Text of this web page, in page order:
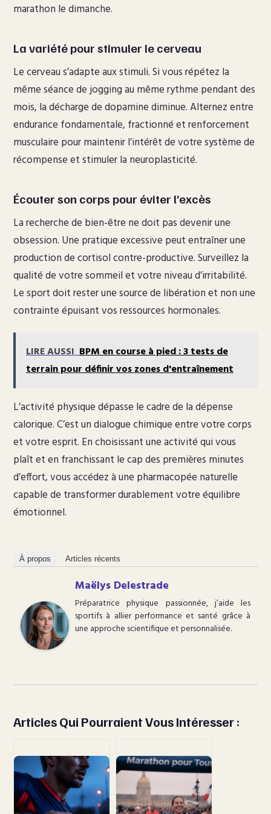
marathon le dimanche.
La variété pour stimuler le cerveau
Le cerveau s’adapte aux stimuli. Si vous répétez la
même séance de jogging au même rythme pendant des
mois, la décharge de dopamine diminue. Alternez entre
endurance fondamentale, fractionné et renforcement
musculaire pour maintenir l’intérêt de votre système de
récompense et stimuler la neuroplasticité.
Écouter son corps pour éviter l’excès
La recherche de bien-être ne doit pas devenir une
obsession. Une pratique excessive peut entraîner une
production de cortisol contre-productive. Surveillez la
qualité de votre sommeil et votre niveau d’irritabilité.
Le sport doit rester une source de libération et non une
contrainte épuisant vos ressources hormonales.
LIRE AUSSI BPM en course à pied : 3 tests de
terrain pour définir vos zones d'entraînement
L’activité physique dépasse le cadre de la dépense
calorique. C’est un dialogue chimique entre votre corps
et votre esprit. En choisissant une activité qui vous
plaît et en franchissant le cap des premières minutes
d’effort, vous accédez à une pharmacopée naturelle
capable de transformer durablement votre équilibre
émotionnel.
À propos Articles récents
Maëlys Delestrade
Préparatrice physique passionnée, j’aide les
sportifs à allier performance et santé grâce à
une approche scientifique et personnalisée.
Articles Qui Pourraient Vous Intéresser :